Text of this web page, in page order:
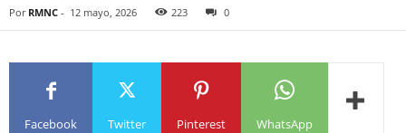
Por RMNC - 12 mayo, 2026 223 0
Facebook Twitter Pinterest WhatsApp